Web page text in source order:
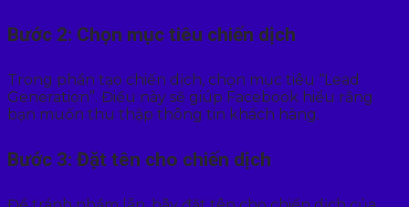
Bước 2: Chọn mục tiêu chiến dịch
Trong phần tạo chiến dịch, chọn mục tiêu “Lead
Generation”. Điều này sẽ giúp Facebook hiểu rằng
bạn muốn thu thập thông tin khách hàng.
Bước 3: Đặt tên cho chiến dịch